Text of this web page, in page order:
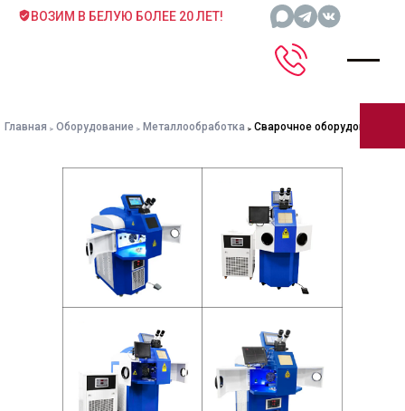
ВОЗИМ В БЕЛУЮ БОЛЕЕ 20 ЛЕТ!
Главная Оборудование Металлообработка Сварочное оборудование